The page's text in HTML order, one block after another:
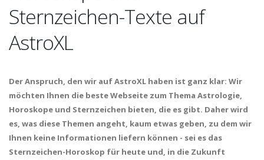
Sternzeichen-Texte auf
AstroXL
Der Anspruch, den wir auf AstroXL haben ist ganz klar: Wir
möchten Ihnen die beste Webseite zum Thema Astrologie,
Horoskope und Sternzeichen bieten, die es gibt. Daher wird
es, was diese Themen angeht, kaum etwas geben, zu dem wir
Ihnen keine Informationen liefern können - sei es das
Sternzeichen-Horoskop für heute und, in die Zukunft